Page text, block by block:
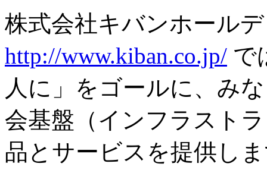
株式会社キバンホール
http://www.kiban.co.jp/ で
人に」をゴールに、み
会基盤（インフラスト
品とサービスを提供し